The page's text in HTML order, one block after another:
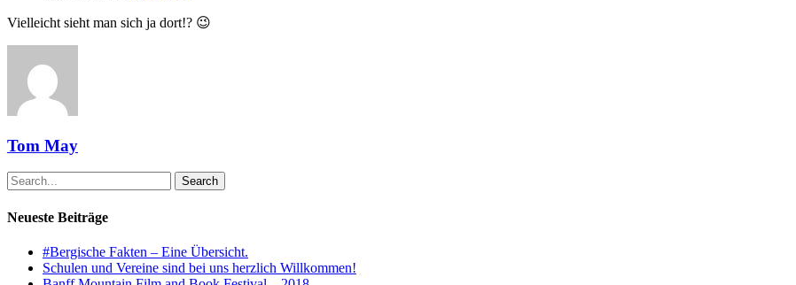
Vielleicht sieht man sich ja dort!? 😉
Tom May
Search
Neueste Beiträge
#Bergische Fakten – Eine Übersicht.
Schulen und Vereine sind bei uns herzlich Willkommen!